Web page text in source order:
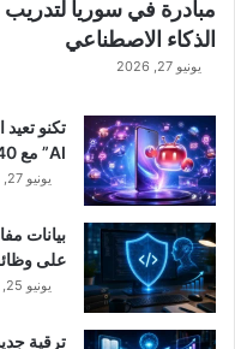
مبادرة في سوريا
الذكاء الاصطناعي
يونيو 27, 2026
AI” مع 40 مهارة
يونيو 27, 2026
بيانات
على
يونيو 25, 2026